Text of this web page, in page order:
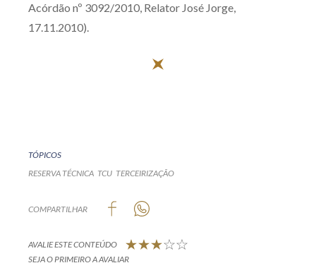
Acórdão nº 3092/2010, Relator José Jorge,
17.11.2010).
TÓPICOS
RESERVA TÉCNICA TCU TERCEIRIZAÇÃO
COMPARTILHAR
AVALIE ESTE CONTEÚDO
SEJA O PRIMEIRO A AVALIAR